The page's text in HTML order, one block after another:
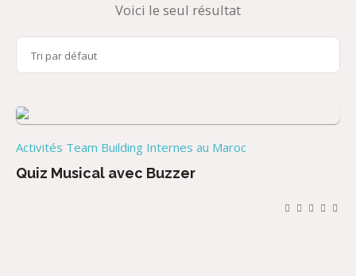
Voici le seul résultat
Activités Team Building Internes au Maroc
Quiz Musical avec Buzzer